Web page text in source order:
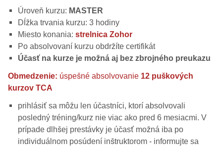
Úroveň kurzu: MASTER
Dĺžka trvania kurzu: 3 hodiny
Miesto konania: strelnica Zohor
Po absolvovaní kurzu obdržíte certifikát
Účasť na kurze je možná aj bez zbrojného preukazu
Obmedzenie: úspešné absolvovanie 12 puškových
kurzov TCA
prihlásiť sa môžu len účastníci, ktorí absolvovali
posledný tréning/kurz nie viac ako pred 6 mesiacmi. V
prípade dlhšej prestávky je účasť možná iba po
individuálnom posúdení inštruktorom - informujte sa